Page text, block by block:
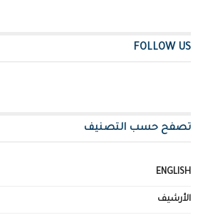
FOLLOW US
تصفح حسب التصنيف
ENGLISH
الأرشيف